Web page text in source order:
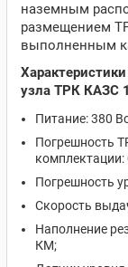
наземным
размещением
выполненным
узла ТРК КАЗС
Питание: 380
Погрешность
комплектации:
Погрешность
Скорость
Наполнение
КМ;